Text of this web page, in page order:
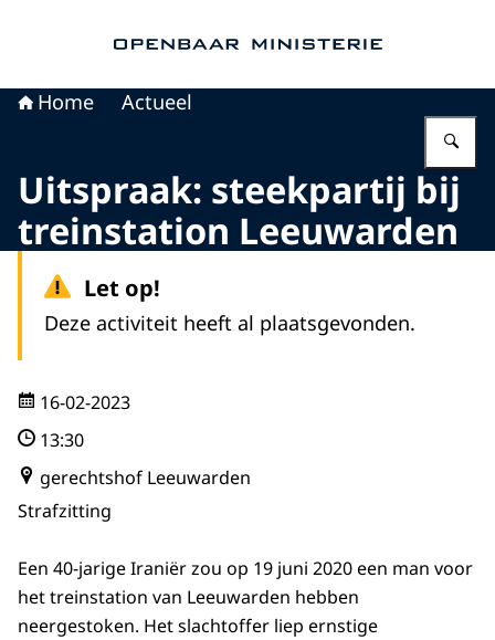
Home Actueel
Uitspraak: steekpartij bij
treinstation Leeuwarden
Let op!
Deze activiteit heeft al plaatsgevonden.
16-02-2023
13:30
gerechtshof Leeuwarden
Strafzitting
Een 40-jarige Iraniër zou op 19 juni 2020 een man voor
het treinstation van Leeuwarden hebben
neergestoken. Het slachtoffer liep ernstige